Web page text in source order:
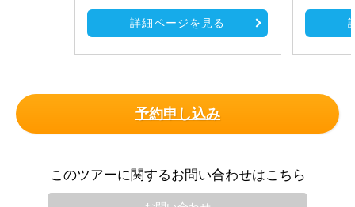
詳細ページを見る
予約申し込み
このツアーに関するお問い合わせはこちら